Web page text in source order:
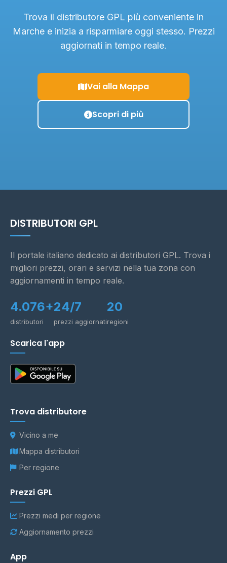
Trova il distributore GPL più conveniente in
Marche e inizia a risparmiare oggi stesso. Prezzi
aggiornati in tempo reale.
Vai alla Mappa
Scopri di più
DISTRIBUTORI GPL
Il portale italiano dedicato ai distributori GPL. Trova i
migliori prezzi, orari e servizi nella tua zona con
aggiornamenti in tempo reale.
4.076+
distributori
24/7
prezzi aggiornati
20
regioni
Scarica l'app
Trova distributore
Vicino a me
Mappa distributori
Per regione
Prezzi GPL
Prezzi medi per regione
Aggiornamento prezzi
App